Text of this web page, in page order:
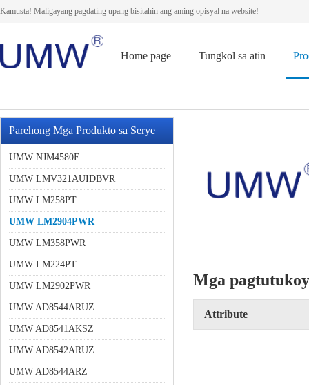
Kamusta! Maligayang pagdating upang bisitahin ang aming opisyal na website!
Home page Tungkol sa atin
Parehong Mga Produkto sa Serye
UMW NJM4580E
UMW LMV321AUIDBVR
UMW LM258PT
UMW LM2904PWR
UMW LM358PWR
UMW LM224PT
UMW LM2902PWR
UMW AD8544ARUZ
UMW AD8541AKSZ
UMW AD8542ARUZ
UMW AD8544ARZ
Mga pagtutukoy
Attribute